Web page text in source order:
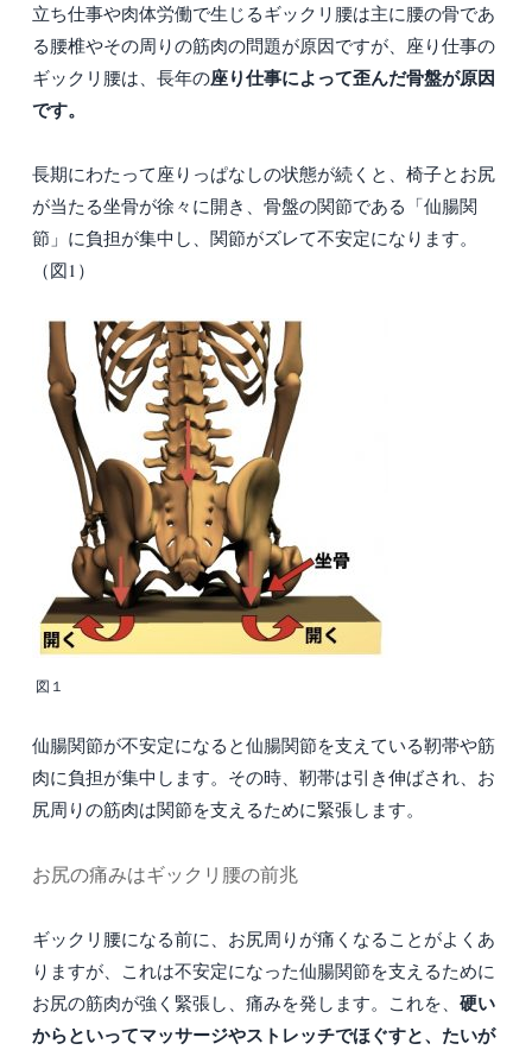
立ち仕事や肉体労働で生じるギックリ腰は主に腰の骨であ
る腰椎やその周りの筋肉の問題が原因ですが、座り仕事の
ギックリ腰は、長年の座り仕事によって歪んだ骨盤が原因
です。
長期にわたって座りっぱなしの状態が続くと、椅子とお尻
が当たる坐骨が徐々に開き、骨盤の関節である「仙腸関
節」に負担が集中し、関節がズレて不安定になります。
（図1）
図１
仙腸関節が不安定になると仙腸関節を支えている靭帯や筋
肉に負担が集中します。その時、靭帯は引き伸ばされ、お
尻周りの筋肉は関節を支えるために緊張します。
お尻の痛みはギックリ腰の前兆
ギックリ腰になる前に、お尻周りが痛くなることがよくあ
りますが、これは不安定になった仙腸関節を支えるために
お尻の筋肉が強く緊張し、痛みを発します。これを、 硬い
からといってマッサージやストレッチでほぐすと、たいが